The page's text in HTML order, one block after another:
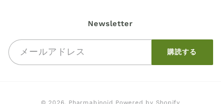
Newsletter
メールアドレス 購読する
© 2026, Pharmabinoid Powered by Shopify